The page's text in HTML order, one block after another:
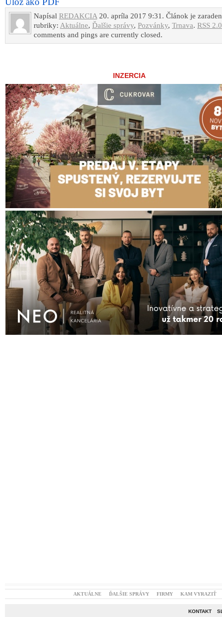
Napísal REDAKCIA20. apríla 2017 9:31. Článok je
rubriky: Aktuálne, Ďalšie správy, Pozvánky, Trnava. RSS 2.0
comments and pings are currently closed.
INZERCIA
AKTUÁLNE ĎALŠIE SPRÁVY FIRMY KAM VYRAZIŤ
KONTAKT